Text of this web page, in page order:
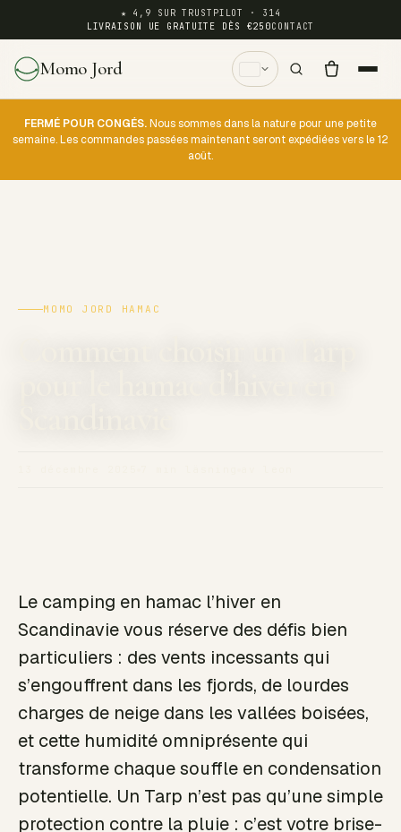
★ 4,9 SUR TRUSTPILOT · 314
LIVRAISON UE GRATUITE DÈS €250CONTACT
Momo Jord
FERMÉ POUR CONGÉS.Nous sommes dans la nature pour une petite
semaine. Les commandes passées maintenant seront expédiées vers le 12
août.
MOMO JORD HAMAC
Le camping en hamac l’hiver en
Scandinavie vous réserve des défis bien
particuliers : des vents incessants qui
s’engouffrent dans les fjords, de lourdes
charges de neige dans les vallées boisées,
et cette humidité omniprésente qui
transforme chaque souffle en condensation
potentielle. Un Tarp n’est pas qu’une simple
protection contre la pluie : c’est votre brise-